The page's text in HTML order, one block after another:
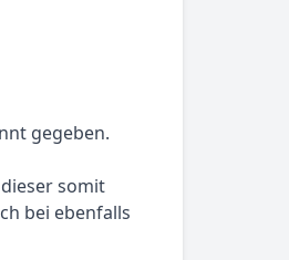
gegeben.
somit
bei ebenfalls